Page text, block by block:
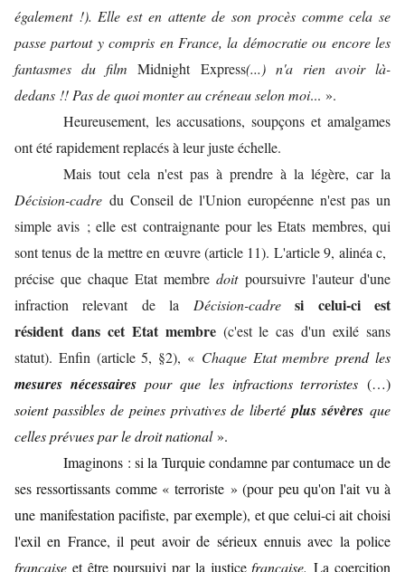
également !). Elle est en attente de son procès comme cela se
passe partout y compris en France, la démocratie ou encore les
fantasmes du film Midnight Express(...) n'a rien avoir là-
dedans !! Pas de quoi monter au créneau selon moi... ».
Heureusement, les accusations, soupçons et amalgames
ont été rapidement replacés à leur juste échelle.
Mais tout cela n'est pas à prendre à la légère, car la
Décision-cadre du Conseil de l'Union européenne n'est pas un
simple avis ; elle est contraignante pour les Etats membres, qui
sont tenus de la mettre en œuvre (article 11). L'article 9, alinéa c,
précise que chaque Etat membre doit poursuivre l'auteur d'une
infraction relevant de la
Décision-cadre
si celui-ci est
résident dans cet Etat membre (c'est le cas d'un exilé sans
statut). Enfin (article 5, §2), « Chaque Etat membre prend les
mesures nécessairespour que les infractions terroristes(…)
soient passibles de peines privatives de libertéplus sévèresque
celles prévues par le droit national».
Imaginons : si la Turquie condamne par contumace un de
ses ressortissants comme « terroriste » (pour peu qu'on l'ait vu à
une manifestation pacifiste, par exemple), et que celui-ci ait choisi
l'exil en France, il peut avoir de sérieux ennuis avec la police
française et être poursuivi par la justice française.La coercition